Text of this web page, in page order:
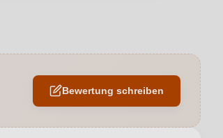
Barrique
Naturkorken
Bewertung schreiben